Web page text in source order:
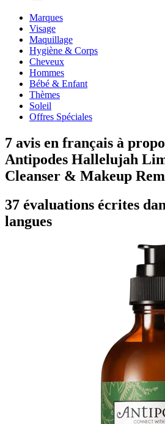
Marques
Visage
Maquillage
Hygiène & Corps
Cheveux
Hommes
Bébé & Enfant
Thèmes
Soleil
Offres Spéciales
7 avis en français à
Antipodes Hallelujah
Cleanser & Makeup
37 évaluations écrites
langues